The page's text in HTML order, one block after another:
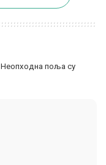
Неопходна поља су